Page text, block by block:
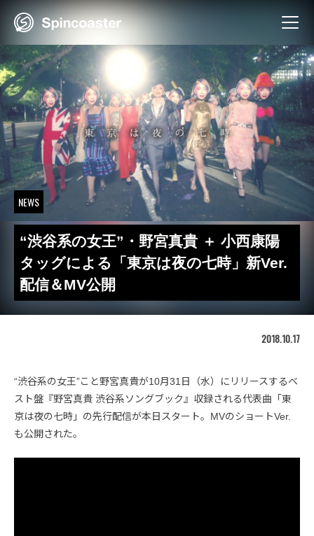
NEWS
“渋谷系の女王”・野宮真貴 ＋ 小西康陽
タッグによる「東京は夜の七時」新Ver.
配信＆MV公開
2018.10.17
“渋谷系の女王”こと野宮真貴が10月31日（水）にリリースするベ
スト盤『野宮真貴 渋谷系ソングブック』収録される代表曲「東
京は夜の七時」の先行配信が本日スタート。MVのショートVer.
も公開された｡